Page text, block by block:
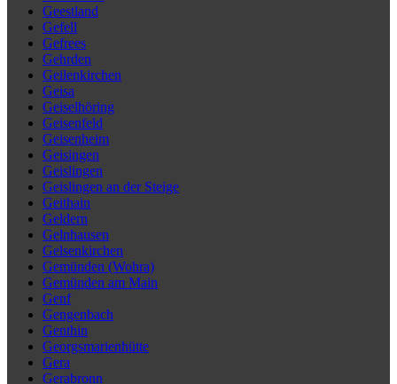
Geestland
Gefell
Gefrees
Gehrden
Geilenkirchen
Geisa
Geiselhöring
Geisenfeld
Geisenheim
Geisingen
Geislingen
Geislingen an der Steige
Geithain
Geldern
Gelnhausen
Gelsenkirchen
Gemünden (Wohra)
Gemünden am Main
Genf
Gengenbach
Genthin
Georgsmarienhütte
Gera
Gerabronn